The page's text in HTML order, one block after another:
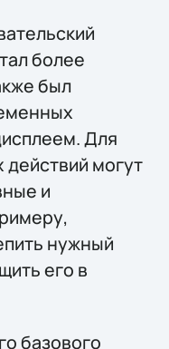
более
был
Для
могут
и
нужный
его в
базового